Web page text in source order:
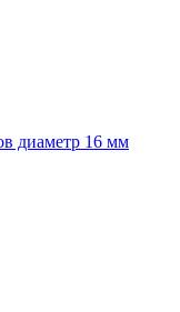
диаметр 16 мм